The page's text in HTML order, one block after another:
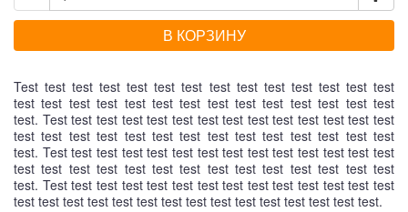
В КОРЗИНУ
Test test test test test test test test test test test test test test
test test test test test test test test test test test test test test
test. Test test test test test test test test test test test test test test
test test test test test test test test test test test test test test
test. Test test test test test test test test test test test test test test
test test test test test test test test test test test test test test
test. Test test test test test test test test test test test test test test
test test test test test test test test test test test test test test test.